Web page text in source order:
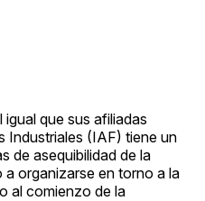
que sus afiliadas
Industriales (IAF) tiene un
de asequibilidad de la
organizarse en torno a la
al comienzo de la